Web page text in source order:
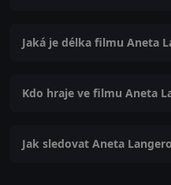
Jaká je délka filmu Aneta
Kdo hraje ve filmu Aneta
Jak sledovat Aneta